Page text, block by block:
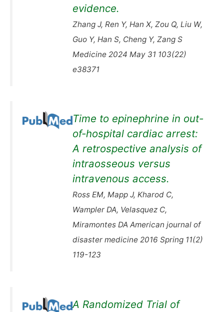
evidence.
Zhang J, Ren Y, Han X, Zou Q, Liu W,
Guo Y, Han S, Cheng Y, Zang S
Medicine 2024 May 31 103(22)
e38371
Time to epinephrine in out-
of-hospital cardiac arrest:
A retrospective analysis of
intraosseous versus
intravenous access.
Ross EM, Mapp J, Kharod C,
Wampler DA, Velasquez C,
Miramontes DA American journal of
disaster medicine 2016 Spring 11(2)
119-123
A Randomized Trial of